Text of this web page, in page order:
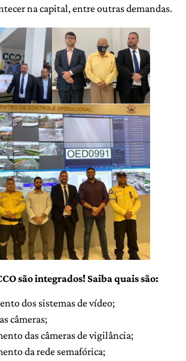
na capital, entre outras demandas.
são integrados! Saiba quais são:
dos sistemas de vídeo;
câmeras;
das câmeras de vigilância;
da rede semafórica;